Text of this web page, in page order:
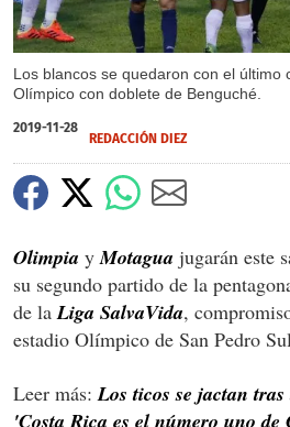
Los blancos se quedaron con el último
Olímpico con doblete de Benguché.
2019-11-28
REDACCIÓN DIEZ
Olimpia yMotagua jugarán este
su segundo partido de la
de laLiga SalvaVida,
estadio Olímpico de San Pedro
Leer más:Los ticos se jactan
'Costa Rica es el número uno